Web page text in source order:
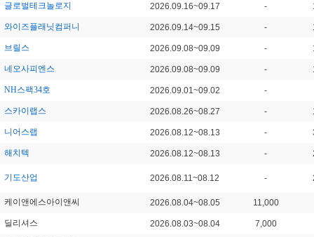
글로벌테크놀로지 2026.09.16~09.17 -
와이즈플래닛컴퍼니 2026.09.14~09.15 -
브릴스 2026.09.08~09.09 -
네오사피엔스 2026.09.08~09.09 -
NH스팩34호 2026.09.01~09.02 -
스카이랩스 2026.08.26~08.27 -
니어스랩 2026.08.12~08.13 -
해치텍 2026.08.12~08.13 -
기도산업 2026.08.11~08.12 -
케이앤에스아이앤씨 2026.08.04~08.05 11,000
딜리셔스 2026.08.03~08.04 7,000